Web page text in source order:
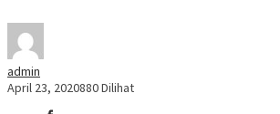
admin
April 23, 2020880 Dilihat